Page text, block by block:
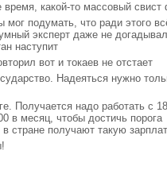
время, какой-то массовый свист
подумать, что ради этого
эксперт даже не
наступит
вот и токаев не отстает
Надеяться нужно
Получается надо работать с
в месяц, чтобы достичь порога
стране получают такую